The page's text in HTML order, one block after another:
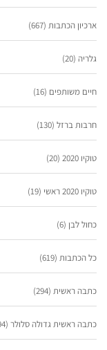
ארכיון הכתבות (667)
גלריה (20)
חיים משותפים (16)
חרבות ברזל (130)
טוקיו 2020 (20)
טוקיו 2020 ראשי (19)
כחול לבן (6)
כל הכתבות (619)
כתבה ראשית (294)
כתבה ראשית גדולה סלולר (294)